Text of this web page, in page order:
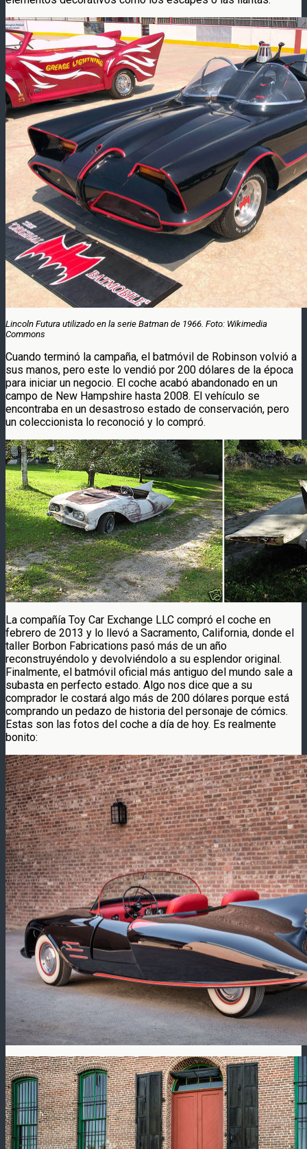
Lincoln Futura utilizado en la serie Batman de 1966. Foto: Wikimedia
Commons
Cuando terminó la campaña, el batmóvil de Robinson volvió a
sus manos, pero este lo vendió por 200 dólares de la época
para iniciar un negocio. El coche acabó abandonado en un
campo de New Hampshire hasta 2008. El vehículo se
encontraba en un desastroso estado de conservación, pero
un coleccionista lo reconoció y lo compró.
La compañía Toy Car Exchange LLC compró el coche en
febrero de 2013 y lo llevó a Sacramento, California, donde el
taller Borbon Fabrications pasó más de un año
reconstruyéndolo y devolviéndolo a su esplendor original.
Finalmente, el batmóvil oficial más antiguo del mundo sale a
subasta en perfecto estado. Algo nos dice que a su
comprador le costará algo más de 200 dólares porque está
comprando un pedazo de historia del personaje de cómics.
Estas son las fotos del coche a día de hoy. Es realmente
bonito: